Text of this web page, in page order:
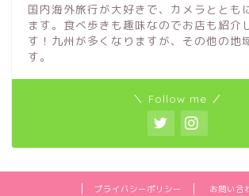
国内海外旅行が大好きで、カメラととも
ます。食べ歩きも趣味なのでお店も紹介
す！九州が多くなりますが、その他の地
す。
＼ Follow me ／
プライバシーポリシー お問い合